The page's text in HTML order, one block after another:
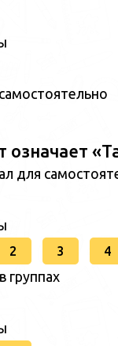
означает
для
2 3 4
группах